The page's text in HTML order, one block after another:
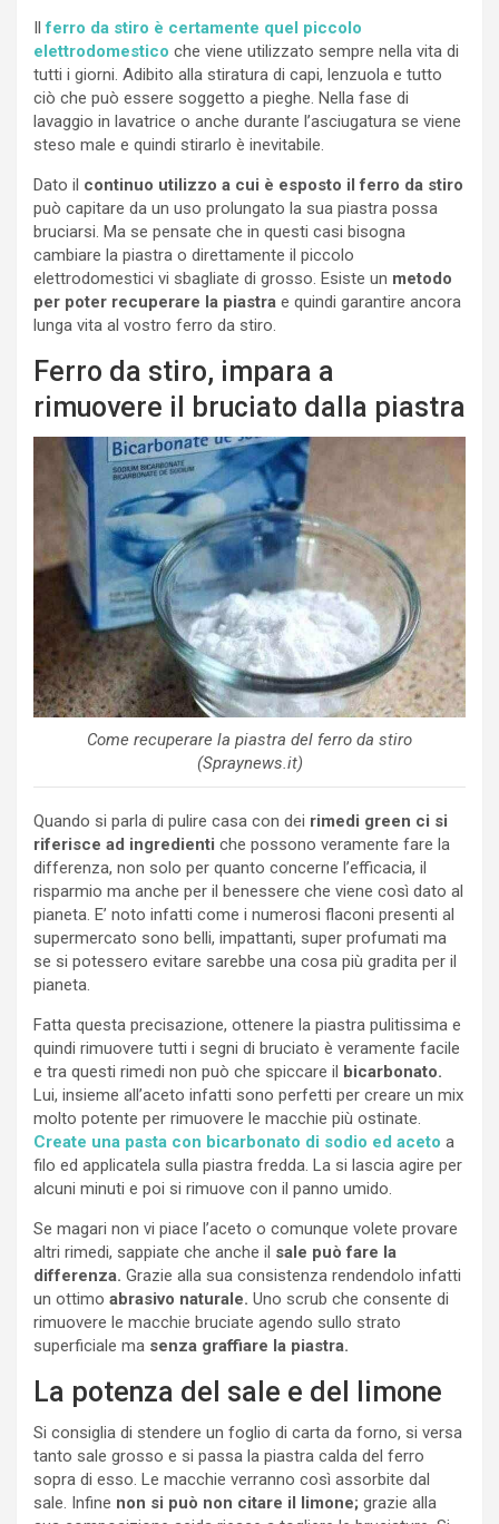
Ilferro da stiro è certamente quel piccolo
elettrodomestico che viene utilizzato sempre nella vita di
tutti i giorni. Adibito alla stiratura di capi, lenzuola e tutto
ciò che può essere soggetto a pieghe. Nella fase di
lavaggio in lavatrice o anche durante l’asciugatura se viene
steso male e quindi stirarlo è inevitabile.
Dato il continuo utilizzo a cui è esposto il ferro da stiro
può capitare da un uso prolungato la sua piastra possa
bruciarsi. Ma se pensate che in questi casi bisogna
cambiare la piastra o direttamente il piccolo
elettrodomestici vi sbagliate di grosso. Esiste un metodo
per poter recuperare la piastra e quindi garantire ancora
lunga vita al vostro ferro da stiro.
Ferro da stiro, impara a
rimuovere il bruciato dalla piastra
Come recuperare la piastra del ferro da stiro
(Spraynews.it)
Quando si parla di pulire casa con dei rimedi green ci si
riferisce ad ingredienti che possono veramente fare la
differenza, non solo per quanto concerne l’efficacia, il
risparmio ma anche per il benessere che viene così dato al
pianeta. E’ noto infatti come i numerosi flaconi presenti al
supermercato sono belli, impattanti, super profumati ma
se si potessero evitare sarebbe una cosa più gradita per il
pianeta.
Fatta questa precisazione, ottenere la piastra pulitissima e
quindi rimuovere tutti i segni di bruciato è veramente facile
e tra questi rimedi non può che spiccare il bicarbonato.
Lui, insieme all’aceto infatti sono perfetti per creare un mix
molto potente per rimuovere le macchie più ostinate.
Create una pasta con bicarbonato di sodio ed aceto a
filo ed applicatela sulla piastra fredda. La si lascia agire per
alcuni minuti e poi si rimuove con il panno umido.
Se magari non vi piace l’aceto o comunque volete provare
altri rimedi, sappiate che anche il sale può fare la
differenza. Grazie alla sua consistenza rendendolo infatti
un ottimo abrasivo naturale. Uno scrub che consente di
rimuovere le macchie bruciate agendo sullo strato
superficiale ma senza graffiare la piastra.
La potenza del sale e del limone
Si consiglia di stendere un foglio di carta da forno, si versa
tanto sale grosso e si passa la piastra calda del ferro
sopra di esso. Le macchie verranno così assorbite dal
sale. Infine non si può non citare il limone; grazie alla